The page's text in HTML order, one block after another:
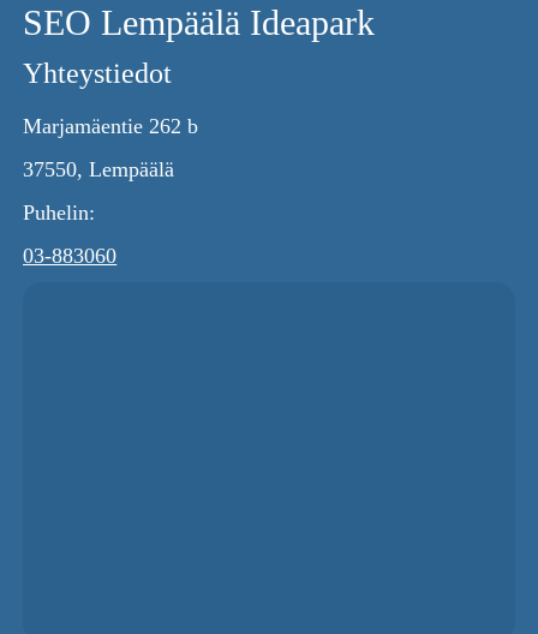
SEO Lempäälä Ideapark
Yhteystiedot
Marjamäentie 262 b
37550, Lempäälä
Puhelin:
03-883060